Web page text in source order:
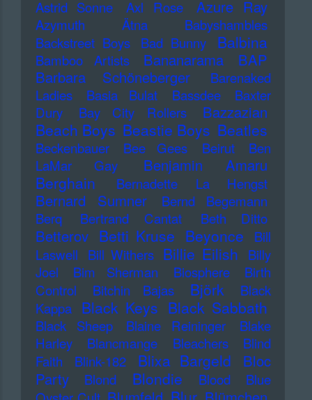
Astrid Sonne
Axl Rose Azure Ray
Azymuth Ätna
Babyshambles
Backstreet Boys
Bad Bunny Balbina
Bamboo Artists Bananarama
BAP
Barbara Schöneberger
Barenaked
Ladies
Basia Bulat Bassdee
Baxter
Dury
Bay City Rollers Bazzazian
Beach Boys Beastie Boys Beatles
Beckenbauer Bee Gees Beirut
Ben
LaMar Gay
Benjamin Amaru
Berghain Bernadette La Hengst
Bernard Sumner
Bernd Begemann
Berq
Bertrand Cantat Beth Ditto
Betterov Betti Kruse Beyonce
Bill
Laswell
Bill Withers Billie Eilish
Billy
Joel
Bim Sherman Biosphere
Birth
Control
Bitchin Bajas Björk
Black
Kappa Black Keys Black Sabbath
Black Sheep Blaine Reininger
Blake
Harley
Blancmange Bleachers
Blind
Faith
Blink-182 Blixa Bargeld
Bloc
Party
Blond Blondie Blood
Blue